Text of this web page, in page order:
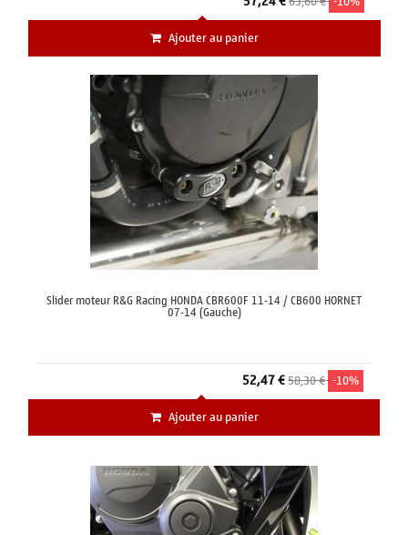
Ajouter au panier
Slider moteur R&G Racing HONDA CBR600F 11-14 / CB600 HORNET
07-14 (Gauche)
52,47 €58,30 € -10%
Ajouter au panier